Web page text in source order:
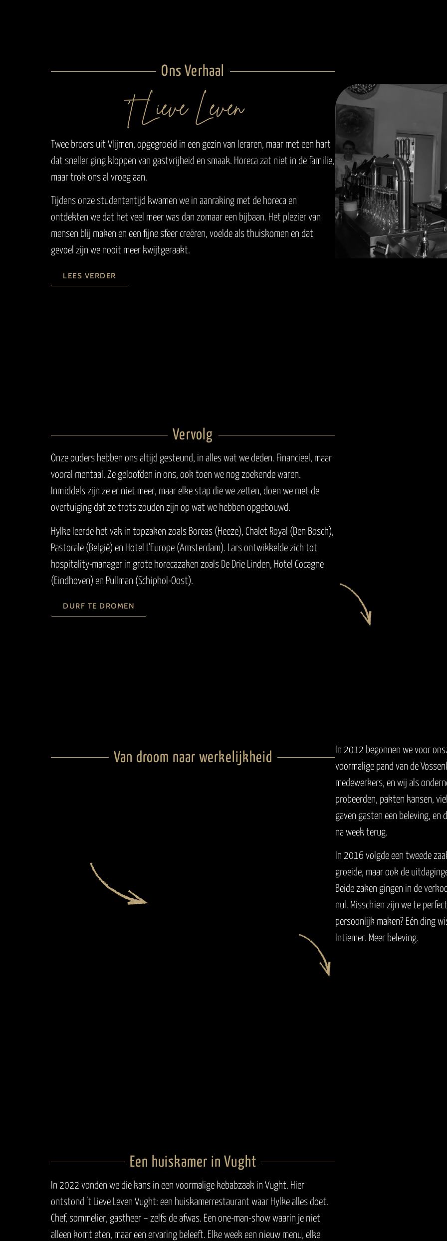
Ons Verhaal
Twee broers uit Vlijmen, opgegroeid in een gezin van leraren, maar met een hart
dat sneller ging kloppen van gastvrijheid en smaak. Horeca zat niet in de familie,
maar trok ons al vroeg aan.
Tijdens onze studententijd kwamen we in aanraking met de horeca en
ontdekten we dat het veel meer was dan zomaar een bijbaan. Het plezier van
mensen blij maken en een fijne sfeer creëren, voelde als thuiskomen en dat
gevoel zijn we nooit meer kwijtgeraakt.
LEES VERDER
Vervolg
Onze ouders hebben ons altijd gesteund, in alles wat we deden. Financieel, maar
vooral mentaal. Ze geloofden in ons, ook toen we nog zoekende waren.
Inmiddels zijn ze er niet meer, maar elke stap die we zetten, doen we met de
overtuiging dat ze trots zouden zijn op wat we hebben opgebouwd.
Hylke leerde het vak in topzaken zoals Boreas (Heeze), Chalet Royal (Den Bosch),
Pastorale (België) en Hotel L’Europe (Amsterdam). Lars ontwikkelde zich tot
hospitality-manager in grote horecazaken zoals De Drie Linden, Hotel Cocagne
(Eindhoven) en Pullman (Schiphol-Oost).
DURF TE DROMEN
In 2012 begonnen we voor
voormalige pand van de
medewerkers, en wij als
probeerden, pakten kansen,
gaven gasten een beleving, en
na week terug.
In 2016 volgde een tweede
groeide, maar ook de
Beide zaken gingen in de
nul. Misschien zijn we te
persoonlijk maken? Eén ding
Intiemer. Meer beleving.
Van droom naar werkelijkheid
2012
Een huiskamer in Vught
In 2022 vonden we die kans in een voormalige kebabzaak in Vught. Hier
ontstond ’t Lieve Leven Vught: een huiskamerrestaurant waar Hylke alles doet.
Chef, sommelier, gastheer – zelfs de afwas. Een one-man-show waarin je niet
alleen komt eten, maar een ervaring beleeft. Elke week een nieuw menu, elke